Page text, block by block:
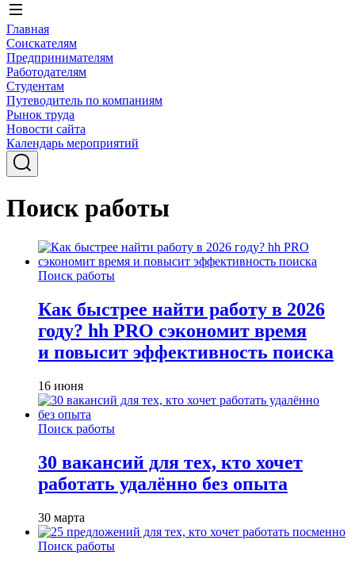
Главная
Соискателям
Предпринимателям
Работодателям
Студентам
Путеводитель по компаниям
Рынок труда
Новости сайта
Календарь мероприятий
Поиск работы
Поиск работы
Как быстрее найти работу в 2026
году? hh PRO сэкономит время
и повысит эффективность поиска
16 июня
Поиск работы
30 вакансий для тех, кто хочет
работать удалённо без опыта
30 марта
Поиск работы